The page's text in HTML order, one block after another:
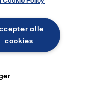
med
producentens
alle
cookies